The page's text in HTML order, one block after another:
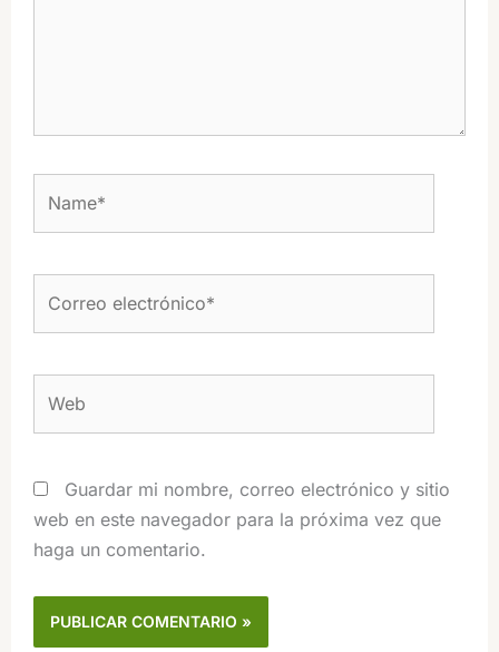
Guardar mi nombre, correo electrónico y sitio
web en este navegador para la próxima vez que
haga un comentario.